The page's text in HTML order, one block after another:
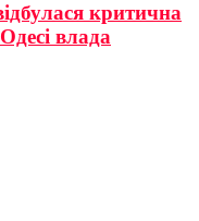
критична
влада